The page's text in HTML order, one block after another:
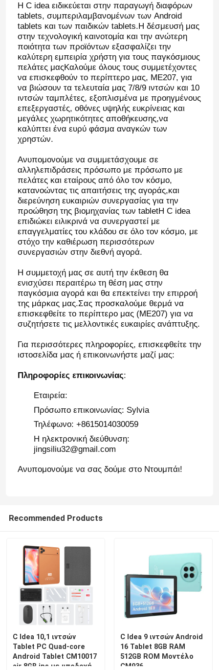
Αφήστε ένα μήνυμα
We bellen je snel terug!
Προϊόντα
Βίντεο
Ποιοτικός έλεγχος
επαφή
Νέα
Ζητήστε ένα απόσπασμα
Η C idea ειδικεύεται στην παραγωγή διαφόρων
tablets, συμπεριλαμβανομένων των Android
tablets και των παιδικών tablets.Η δέσμευσή μας
στην τεχνολογική καινοτομία και την ανώτερη
ποιότητα των προϊόντων εξασφαλίζει την
καλύτερη εμπειρία χρήστη για τους παγκόσμιους
πελάτες μαςΚαλούμε όλους τους συμμετέχοντες
να επισκεφθούν το περίπτερο μας, ME207, για
να βιώσουν τα τελευταία μας 7/8/9 ιντσών και 10
ιντσών ταμπλέτες, εξοπλισμένα με προηγμένους
επεξεργαστές, οθόνες υψηλής ευκρίνειας και
μεγάλες χωρητικότητες αποθήκευσης,να
καλύπτει ένα ευρύ φάσμα αναγκών των
χρηστών.
Ανυπομονούμε να συμμετάσχουμε σε
αλληλεπιδράσεις πρόσωπο με πρόσωπο με
πελάτες και εταίρους από όλο τον κόσμο,
κατανοώντας τις απαιτήσεις της αγοράς,και
διερεύνηση ευκαιριών συνεργασίας για την
προώθηση της βιομηχανίας των tabletΗ C idea
επιδιώκει ειλικρινά να συνεργαστεί με
επαγγελματίες του κλάδου σε όλο τον κόσμο, με
στόχο την καθιέρωση περισσότερων
συνεργασιών στην διεθνή αγορά.
Η συμμετοχή μας σε αυτή την έκθεση θα
ενισχύσει περαιτέρω τη θέση μας στην
παγκόσμια αγορά και θα επεκτείνει την επιρροή
της μάρκας μας.Σας προσκαλούμε θερμά να
επισκεφθείτε το περίπτερο μας (ME207) για να
συζητήσετε τις μελλοντικές ευκαιρίες ανάπτυξης.
Για περισσότερες πληροφορίες, επισκεφθείτε την
ιστοσελίδα μας ή επικοινωνήστε μαζί μας:
Πληροφορίες επικοινωνίας:
Εταιρεία:
Πρόσωπο επικοινωνίας: Sylvia
Τηλέφωνο: +8615014030059
Η ηλεκτρονική διεύθυνση:
jingsiliu32@gmail.com
Ανυπομονούμε να σας δούμε στο Ντουμπάι!
Recommended Products
C Idea 10,1 ιντσών
Tablet PC Quad-core
Android Tablet CM10017
air 8GB ips με υποδοχή
C Idea 9 ιντσών Android
16 Tablet 8GB RAM
512GB ROM Μοντέλο
CM936